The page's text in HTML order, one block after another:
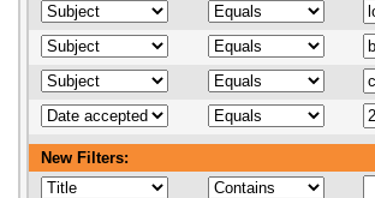
New Filters: